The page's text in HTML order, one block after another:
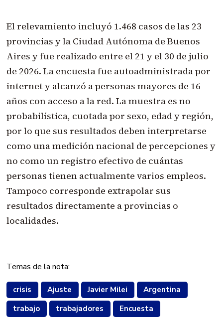
El relevamiento incluyó 1.468 casos de las 23
provincias y la Ciudad Autónoma de Buenos
Aires y fue realizado entre el 21 y el 30 de julio
de 2026. La encuesta fue autoadministrada por
internet y alcanzó a personas mayores de 16
años con acceso a la red. La muestra es no
probabilística, cuotada por sexo, edad y región,
por lo que sus resultados deben interpretarse
como una medición nacional de percepciones y
no como un registro efectivo de cuántas
personas tienen actualmente varios empleos.
Tampoco corresponde extrapolar sus
resultados directamente a provincias o
localidades.
Temas de la nota:
crisis Ajuste Javier Milei
Argentina
trabajo
trabajadores Encuesta